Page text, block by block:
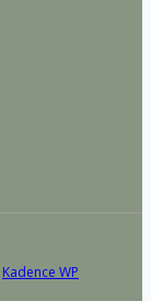
Kadence WP